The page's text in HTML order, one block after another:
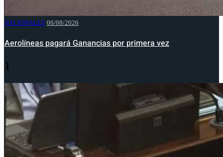
NACIONALES 06/08/2026
Aerolíneas pagará Ganancias por primera vez
1